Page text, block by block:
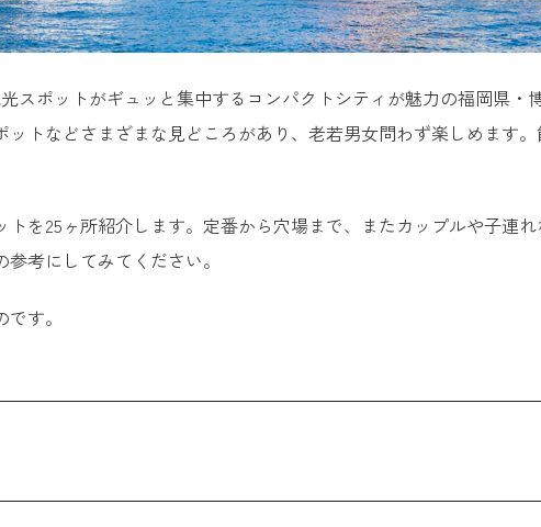
スポットがギュッと集中するコンパクトシティが魅力の福岡県・
トなどさまざまな見どころがあり、老若男女問わず楽しめます
を25ヶ所紹介します。定番から穴場まで、またカップルや子連
考にしてみてください。
す。